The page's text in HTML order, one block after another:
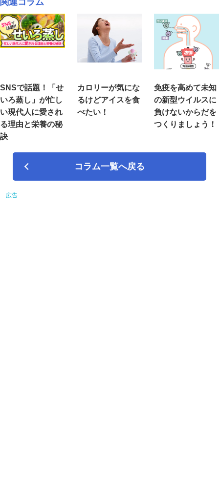
関連コラム
SNSで話題！「せ
いろ蒸し」が忙し
い現代人に愛され
る理由と栄養の秘
訣
カロリーが気にな
るけどアイスを食
べたい！
免疫を高めて未知
の新型ウイルスに
負けないからだを
つくりましょう！
コラム一覧へ戻る